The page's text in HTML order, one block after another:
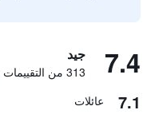
7.4 جيد
313 من التقييمات تم التحقق منها
7.1 عائلات